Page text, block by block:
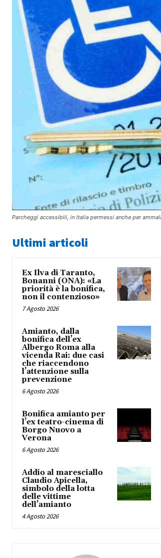
Parcheggi accessibili, in Italia permessi anche per
Ultimi articoli
Ex Ilva di Taranto,
Bonanni (ONA): «La
priorità è la bonifica,
non il contenzioso»
7 Agosto 2026
Amianto, dalla
bonifica dell’ex
Albergo Roma alla
vicenda Rai: due casi
che riaccendono
l’attenzione sulla
prevenzione
6 Agosto 2026
Bonifica amianto per
l’ex teatro-cinema di
Borgo Nuovo a
Verona
6 Agosto 2026
Addio al maresciallo
Claudio Apicella,
simbolo della lotta
delle vittime
dell’amianto
4 Agosto 2026